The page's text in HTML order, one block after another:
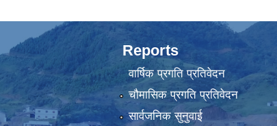
Reports
वार्षिक प्रगति प्रतिवेदन
चौमासिक प्रगति प्रतिवेदन
सार्वजनिक सुनुवाई